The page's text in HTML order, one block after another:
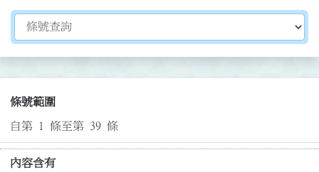
切換選擇法規資訊內容
條號範圍
自第 1 條至第 39 條
內容含有